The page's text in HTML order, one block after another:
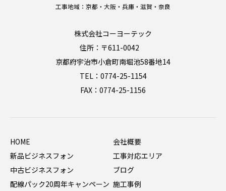
工事地域：京都・大阪・兵庫・滋賀・奈良
株式会社コーヨーテック
住所：〒611-0042
京都府宇治市小倉町南堀池58番地14
TEL：0774-25-1154
FAX：0774-25-1156
HOME
新品ビジネスフォン
中古ビジネスフォン
配線パック20周年キャンペーン
会社概要
工事対応エリア
ブログ
施工事例